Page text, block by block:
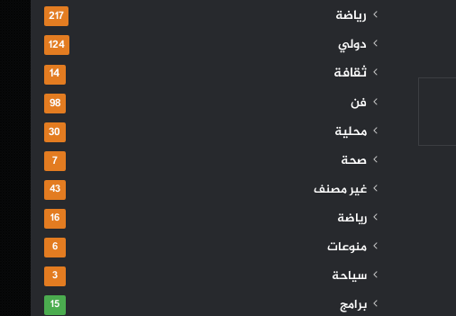
رياضة 217
دولي 124
ثقافة 14
فن 98
محلية 30
صحة 7
غير مصنف 43
رياضة 16
منوعات 6
سياحة 3
برامج 15